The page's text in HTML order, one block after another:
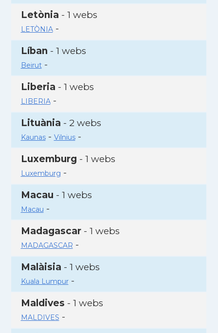
Letònia - 1 webs
LETÒNIA-
Líban - 1 webs
Beirut-
Liberia - 1 webs
LIBERIA-
Lituània - 2 webs
Kaunas- Vilnius-
Luxemburg - 1 webs
Luxemburg -
Macau - 1 webs
Macau -
Madagascar- 1 webs
MADAGASCAR -
Malàisia - 1 webs
Kuala Lumpur-
Maldives - 1 webs
MALDIVES -